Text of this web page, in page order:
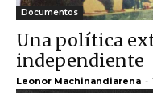
Documentos
Una política
independiente
Leonor Machinandiarena -